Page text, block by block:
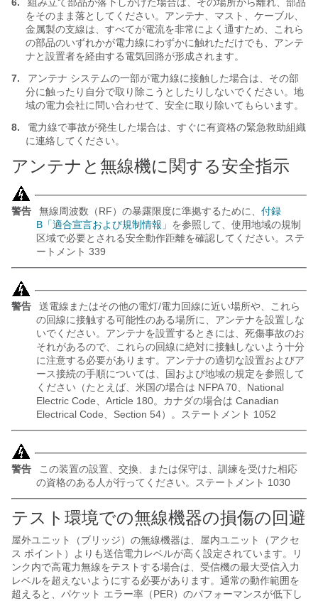
をそのまま落としてください。アンテナ、マスト、ケーブル、
金属製の支線は、すべてが電流を非常によく通すため、これら
の部品のいずれかが電力線にわずかに触れただけでも、アンテ
ナと設置者を経由する電気回路が形成されます。
7.
アンテナ システムの一部が電力線に接触した場合は、その部
分に触ったり自分で取り除こうとしたりしないでください。地
域の電力会社に問い合わせて、安全に取り除いてもらいます。
8.
電力線で事故が発生した場合は、すぐに有資格の緊急救助組織
に連絡してください。
アンテナと無線機に関する安全指示
警告 無線周波数（RF）の暴露限度に準拠するために、 付録
B「適合宣言および規制情報」 を参照して、使用地域の規制
区域で必要とされる安全動作距離を確認してください。ステ
ートメント 339
警告
送電線またはその他の電灯/電力回線に近い場所や、これら
の回線に接触する可能性のある場所に、アンテナを設置しな
いでください。アンテナを設置するときには、死傷事故のお
それがあるので、これらの回線に絶対に接触しないよう十分
に注意する必要があります。アンテナの適切な設置およびア
ース接続の手順については、国および地域の規定を参照して
ください（たとえば、米国の場合は NFPA 70、National
Electric Code、Article 180。カナダの場合は Canadian
Electrical Code、Section 54）。ステートメント 1052
警告
この装置の設置、交換、または保守は、訓練を受けた相応
の資格のある人が行ってください。ステートメント 1030
テスト環境での無線機器の損傷の回避
屋外ユニット（ブリッジ）の無線機器は、屋内ユニット（アクセ
ス ポイント）よりも送信電力レベルが高く設定されています。リ
ンク内で高電力無線をテストする場合は、受信機の最大受信入力
レベルを超えないようにする必要があります。通常の動作範囲を
超えると、パケット エラー率（PER）のパフォーマンスが低下し